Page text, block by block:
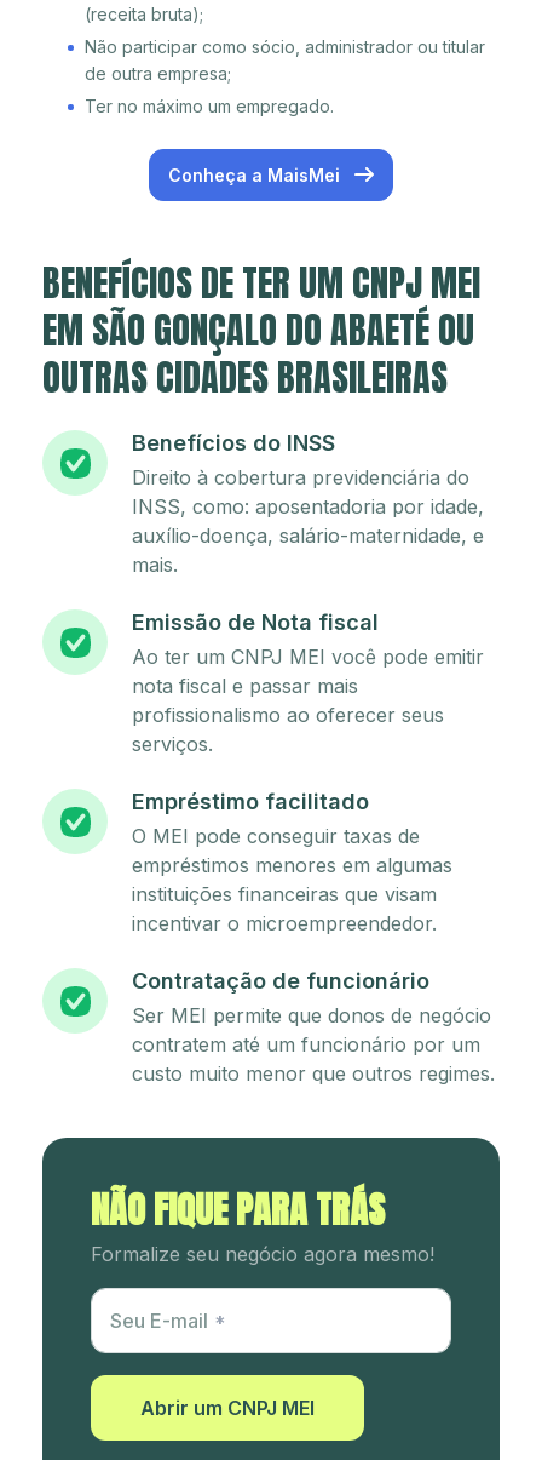
(receita bruta);
Não participar como sócio, administrador ou titular
de outra empresa;
Ter no máximo um empregado.
Conheça a MaisMei
BENEFÍCIOS DE TER UM CNPJ MEI
EM SÃO GONÇALO DO ABAETÉ OU
OUTRAS CIDADES BRASILEIRAS
Benefícios do INSS
Direito à cobertura previdenciária do
INSS, como: aposentadoria por idade,
auxílio-doença, salário-maternidade, e
mais.
Emissão de Nota fiscal
Ao ter um CNPJ MEI você pode emitir
nota fiscal e passar mais
profissionalismo ao oferecer seus
serviços.
Empréstimo facilitado
O MEI pode conseguir taxas de
empréstimos menores em algumas
instituições financeiras que visam
incentivar o microempreendedor.
Contratação de funcionário
Ser MEI permite que donos de negócio
contratem até um funcionário por um
custo muito menor que outros regimes.
NÃO FIQUE PARA TRÁS
Formalize seu negócio agora mesmo!
Utm Content
Seu E-mail
Abrir um CNPJ MEI